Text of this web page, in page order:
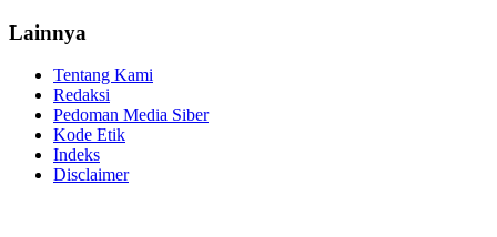
Lainnya
Tentang Kami
Redaksi
Pedoman Media Siber
Kode Etik
Indeks
Disclaimer